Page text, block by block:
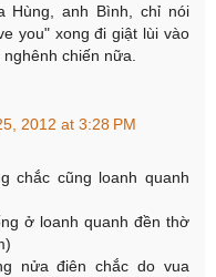
Hùng, anh Bình, chỉ nói
you" xong đi giật lùi vào
chiến nữa.
2012 at 3:28 PM
chắc cũng loanh quanh
ở loanh quanh đền thờ
nửa điên chắc do vua